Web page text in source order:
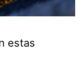
estas